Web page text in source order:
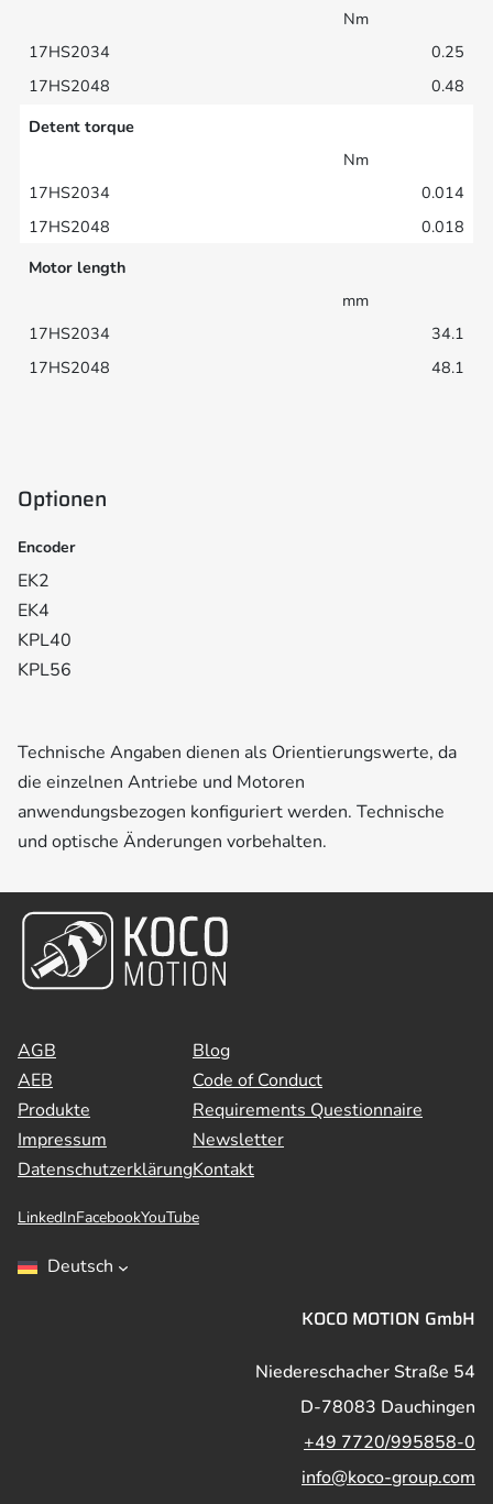
Nm
0.25
0.48
Detent torque
Nm
0.014
0.018
Motor length
mm
34.1
48.1
Optionen
Encoder
EK2
EK4
KPL40
KPL56
Technische Angaben dienen als Orientierungswerte, da
die einzelnen Antriebe und Motoren
anwendungsbezogen konfiguriert werden. Technische
und optische Änderungen vorbehalten.
AGB
AEB
Produkte
Impressum
Datenschutzerklärung
Blog
Code of Conduct
Requirements Questionnaire
Newsletter
Kontakt
LinkedInFacebookYouTube
Deutsch
KOCO MOTION GmbH
Niedereschacher Straße 54
D-78083 Dauchingen
+49 7720/995858-0
info@koco-group.com